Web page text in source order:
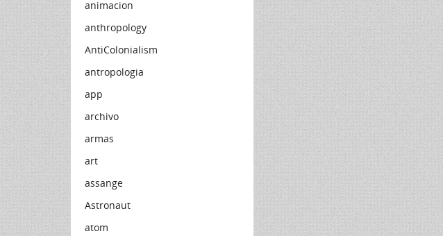
animacion
anthropology
AntiColonialism
antropologia
app
archivo
armas
art
assange
Astronaut
atom